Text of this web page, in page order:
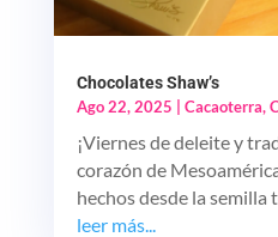
Chocolates Shaw’s
Ago 22, 2025
Cacaoterra,
¡Viernes de deleite y
corazón de
hechos desde la semilla
leer más...